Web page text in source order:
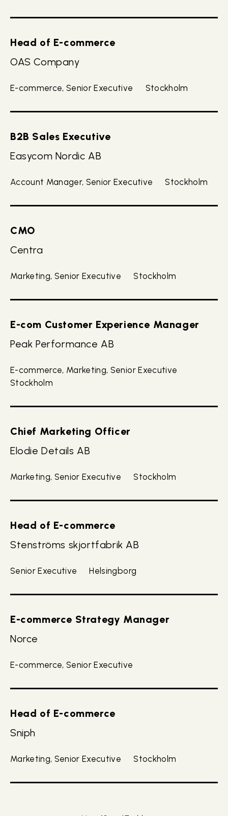
Head of E-commerce
OAS Company
E-commerce, Senior Executive Stockholm
B2B Sales Executive
Easycom Nordic AB
Account Manager, Senior Executive Stockholm
CMO
Centra
Marketing, Senior Executive Stockholm
E-com Customer Experience Manager
Peak Performance AB
E-commerce, Marketing, Senior Executive
Stockholm
Chief Marketing Officer
Elodie Details AB
Marketing, Senior Executive Stockholm
Head of E-commerce
Stenströms skjortfabrik AB
Senior Executive Helsingborg
E-commerce Strategy Manager
Norce
E-commerce, Senior Executive
Head of E-commerce
Sniph
Marketing, Senior Executive Stockholm